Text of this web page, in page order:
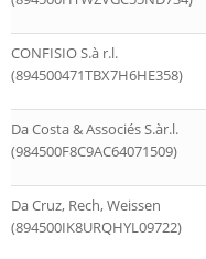
CONFISIO S.à r.l.
(894500471TBX7H6HE358)
Da Costa & Associés S.àr.l.
(984500F8C9AC64071509)
Da Cruz, Rech, Weissen
(894500IK8URQHYL09722)